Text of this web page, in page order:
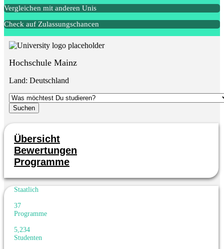
Vergleichen mit anderen Unis
Check auf Zulassungschancen
Hochschule Mainz
Land: Deutschland
Übersicht
Bewertungen
Programme
Staatlich
37
Programme
5,234
Studenten